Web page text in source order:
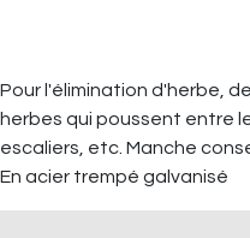
Pour l'élimination d'herbe,
herbes qui poussent entre
escaliers, etc. Manche
En acier trempé galvanisé